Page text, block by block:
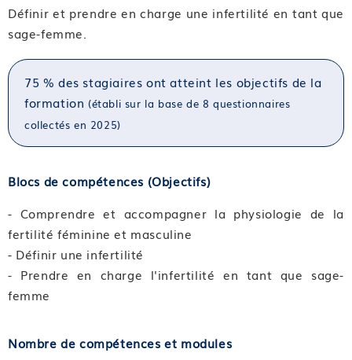
Définir et prendre en charge une infertilité en tant que
sage-femme.
75 % des stagiaires ont atteint les objectifs de la
formation (établi sur la base de 8 questionnaires
collectés en 2025)
Blocs de compétences (Objectifs)
- Comprendre et accompagner la physiologie de la
fertilité féminine et masculine
- Définir une infertilité
- Prendre en charge l'infertilité en tant que sage-
femme
Nombre de compétences et modules